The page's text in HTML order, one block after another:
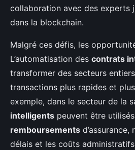
collaboration avec des experts
dans la blockchain.
Malgré ces défis, les
L’automatisation des contrats
transformer des secteurs
transactions plus rapides et plus
exemple, dans le secteur de la
intelligents peuvent être
remboursements d’assurance,
délais et les coûts